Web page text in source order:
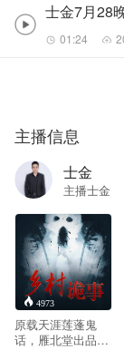
士金7月28
01:24
主播信息
士金
主播士金
4973
原载天涯莲蓬鬼
话，雁北堂出品。